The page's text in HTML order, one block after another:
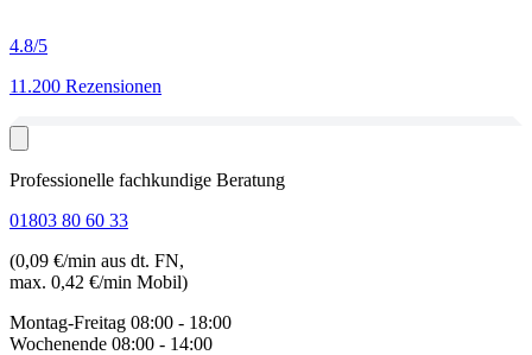
4.8/5
11.200 Rezensionen
Professionelle fachkundige Beratung
01803 80 60 33
(0,09 €/min aus dt. FN,
max. 0,42 €/min Mobil)
Montag-Freitag 08:00 - 18:00
Wochenende 08:00 - 14:00